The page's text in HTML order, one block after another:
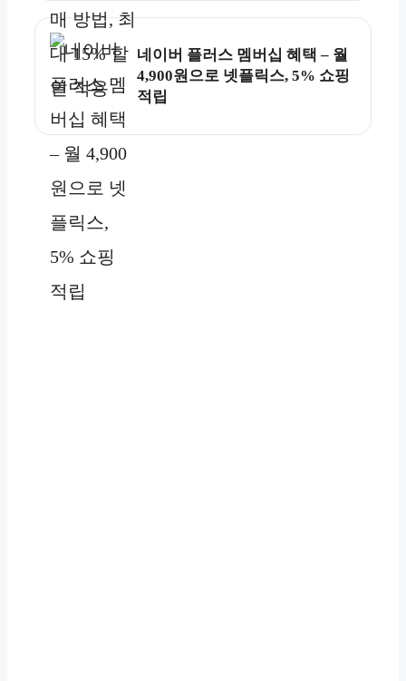
네이버 플러스 멤버십 혜택 – 월
4,900원으로 넷플릭스, 5% 쇼핑
적립